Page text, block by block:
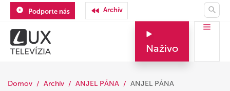
Podporte nás Archív
Naživo
Domov Archív ANJEL PÁNA ANJEL PÁNA